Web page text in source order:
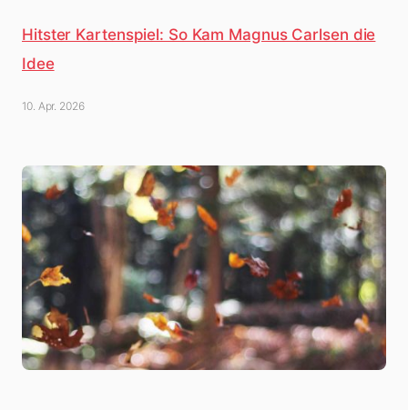
Hitster Kartenspiel: So Kam Magnus Carlsen die
Idee
10. Apr. 2026